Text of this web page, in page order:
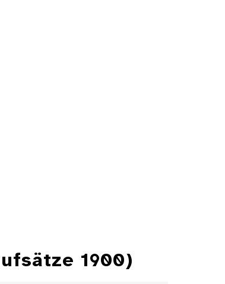
1900)